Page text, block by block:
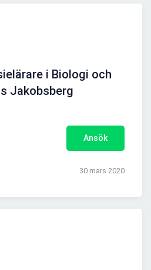
i Biologi och
Jakobsberg
Ansök
30 mars 2020